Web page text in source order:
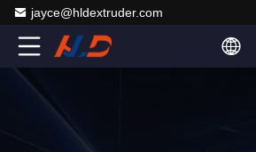
jayce@hldextruder.com